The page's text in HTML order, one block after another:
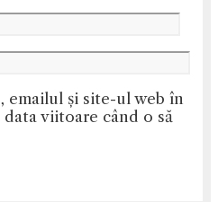
emailul și site-ul web în
viitoare când o să